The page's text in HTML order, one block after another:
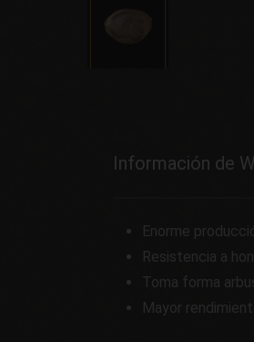
Información de
Enorme
Resistencia a
Toma forma
Mayor